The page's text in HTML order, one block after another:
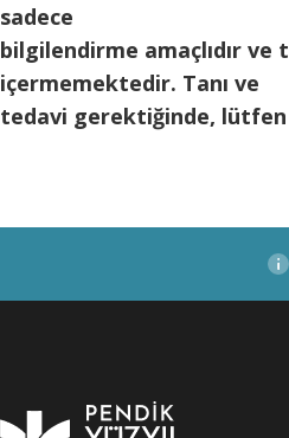
sadece
bilgilendirme amaçlıdır
içermemektedir. Tanı ve
tedavi gerektiğinde, lütfen